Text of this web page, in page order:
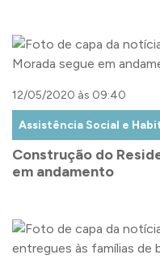
12/05/2020 às 09:40
Assistência Social e
Construção do
em andamento